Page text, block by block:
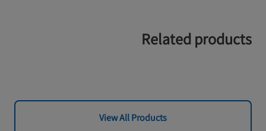
Related products
View All Products